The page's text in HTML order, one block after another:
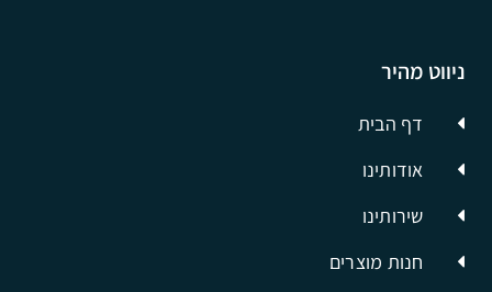
ניווט מהיר
דף הבית
אודותינו
שירותינו
חנות מוצרים